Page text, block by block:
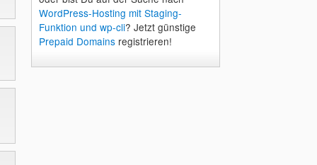
WordPress-Hosting mit Staging-
Funktion und wp-cli? Jetzt günstige
Prepaid Domainsregistrieren!